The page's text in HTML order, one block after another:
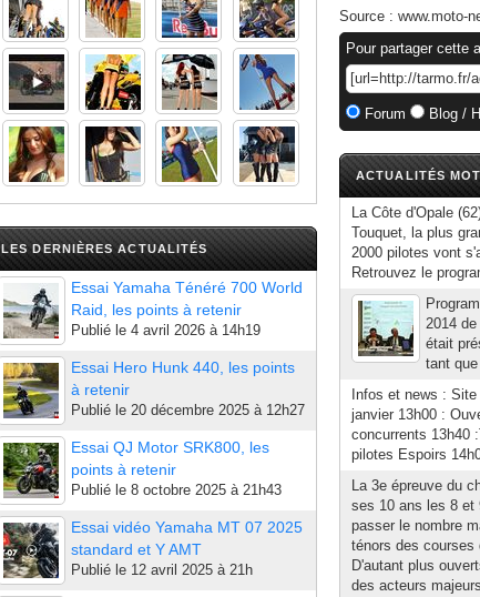
LES DERNIÈRES ACTUALITÉS
Essai Yamaha Ténéré 700 World
Raid, les points à retenir
Publié le 4 avril 2026 à 14h19
Essai Hero Hunk 440, les points
à retenir
Publié le 20 décembre 2025 à 12h27
Essai QJ Motor SRK800, les
points à retenir
Publié le 8 octobre 2025 à 21h43
Essai vidéo Yamaha MT 07 2025
standard et Y AMT
Publié le 12 avril 2025 à 21h
Source : www.moto-
Pour partager cette
Forum Blog /
ACTUALITÉS
La Côte d'Opale
Touquet, la plus
2000 pilotes vont
Retrouvez le
2014
était
tant
Infos et news :
janvier 13h00 :
concurrents 13h40
pilotes Espoirs
La 3e épreuve du
ses 10 ans les 8 et
passer le nombre
ténors des courses
D'autant plus
des acteurs